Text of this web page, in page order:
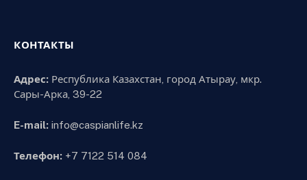
КОНТАКТЫ
Адрес: Республика Казахстан, город Атырау, мкр.
Сары-Арка, 39-22
E-mail: info@caspianlife.kz
Телефон: +7 7122 514 084